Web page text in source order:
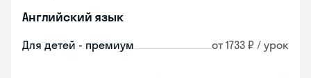
Английский язык
Для детей - премиум от 1733 ₽ / урок